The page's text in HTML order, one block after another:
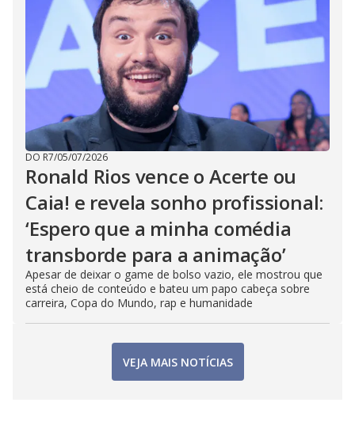
DO R7/05/07/2026
Ronald Rios vence o Acerte ou
Caia! e revela sonho profissional:
‘Espero que a minha comédia
transborde para a animação’
Apesar de deixar o game de bolso vazio, ele mostrou que
está cheio de conteúdo e bateu um papo cabeça sobre
carreira, Copa do Mundo, rap e humanidade
VEJA MAIS NOTÍCIAS